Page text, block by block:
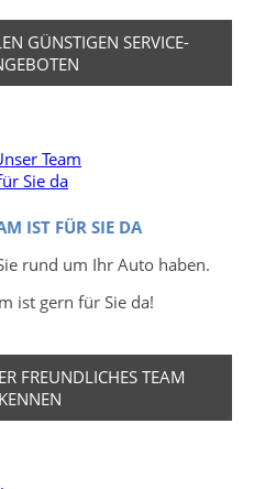
GÜNSTIGEN SERVICE-
IST FÜR SIE DA
rund um Ihr Auto haben.
ist gern für Sie da!
FREUNDLICHES TEAM
KENNEN